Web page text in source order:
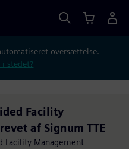
oversættelse.
stedet?
Facility
af Signum TTE
Facility Management